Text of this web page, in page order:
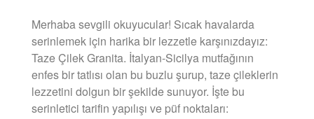
Merhaba sevgili okuyucular! Sıcak havalarda
serinlemek için harika bir lezzetle karşınızdayız:
Taze Çilek Granita. İtalyan-Sicilya mutfağının
enfes bir tatlısı olan bu buzlu şurup, taze çileklerin
lezzetini dolgun bir şekilde sunuyor. İşte bu
serinletici tarifin yapılışı ve püf noktaları: